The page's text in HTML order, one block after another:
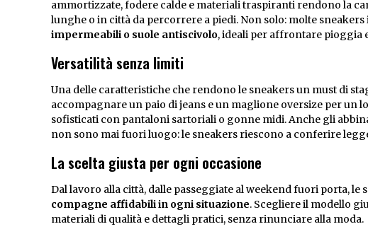
ammortizzate, fodere calde e materiali traspiranti rendono la
lunghe o in città da percorrere a piedi. Non solo: molte
impermeabili o suole antiscivolo, ideali per affrontare pioggia
Versatilità senza limiti
Una delle caratteristiche che rendono le sneakers un must di
accompagnare un paio di jeans e un maglione oversize per un
sofisticati con pantaloni sartoriali o gonne midi. Anche gli
non sono mai fuori luogo: le sneakers riescono a conferire
La scelta giusta per ogni occasione
Dal lavoro alla città, dalle passeggiate al weekend fuori porta,
compagne affidabili in ogni situazione. Scegliere il modello
materiali di qualità e dettagli pratici, senza rinunciare alla moda.